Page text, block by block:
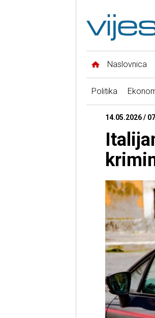
Naslovnica
Politika
14.05.2026 /